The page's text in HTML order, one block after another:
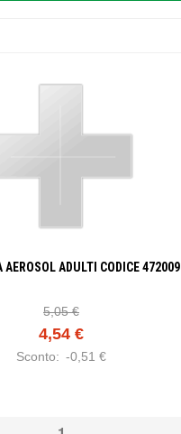
AEROSOL ADULTI CODICE 472009
5,05 €
4,54 €
Sconto: -0,51 €